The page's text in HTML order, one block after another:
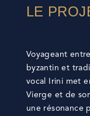
LE
Voyageant
byzantin et
vocal Irini met
Vierge et de
une résonance